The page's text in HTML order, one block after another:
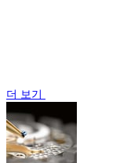
더 보기